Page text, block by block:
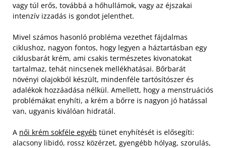
vagy túl erős, továbbá a hőhullámok, vagy az éjszakai
intenzív izzadás is gondot jelenthet.
Mivel számos hasonló probléma vezethet fájdalmas
ciklushoz, nagyon fontos, hogy legyen a háztartásban egy
ciklusbarát krém, ami csakis természetes kivonatokat
tartalmaz, tehát nincsenek mellékhatásai. Bőrbarát
növényi olajokból készült, mindenféle tartósítószer és
adalékok hozzáadása nélkül. Amellett, hogy a menstruációs
problémákat enyhíti, a krém a bőrre is nagyon jó hatással
van, ugyanis kiválóan hidratál.
A női krém sokféle egyéb tünet enyhítését is elősegíti:
alacsony libidó, rossz közérzet, gyengébb hólyag, szorulás,